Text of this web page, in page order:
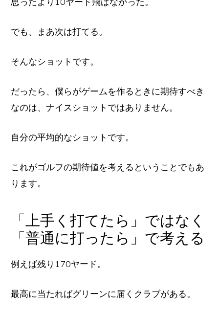
でも、まあ次は打てる。
そんなショットです。
だったら、僕らがゲームを作るときに期待すべき
なのは、ナイスショットではありません。
自分の平均的なショットです。
これがゴルフの期待値を考えるということでもあ
ります。
「上手く打てたら」ではなく
「普通に打ったら」で考える
例えば残り170ヤード。
最高に当たればグリーンに届くクラブがある。